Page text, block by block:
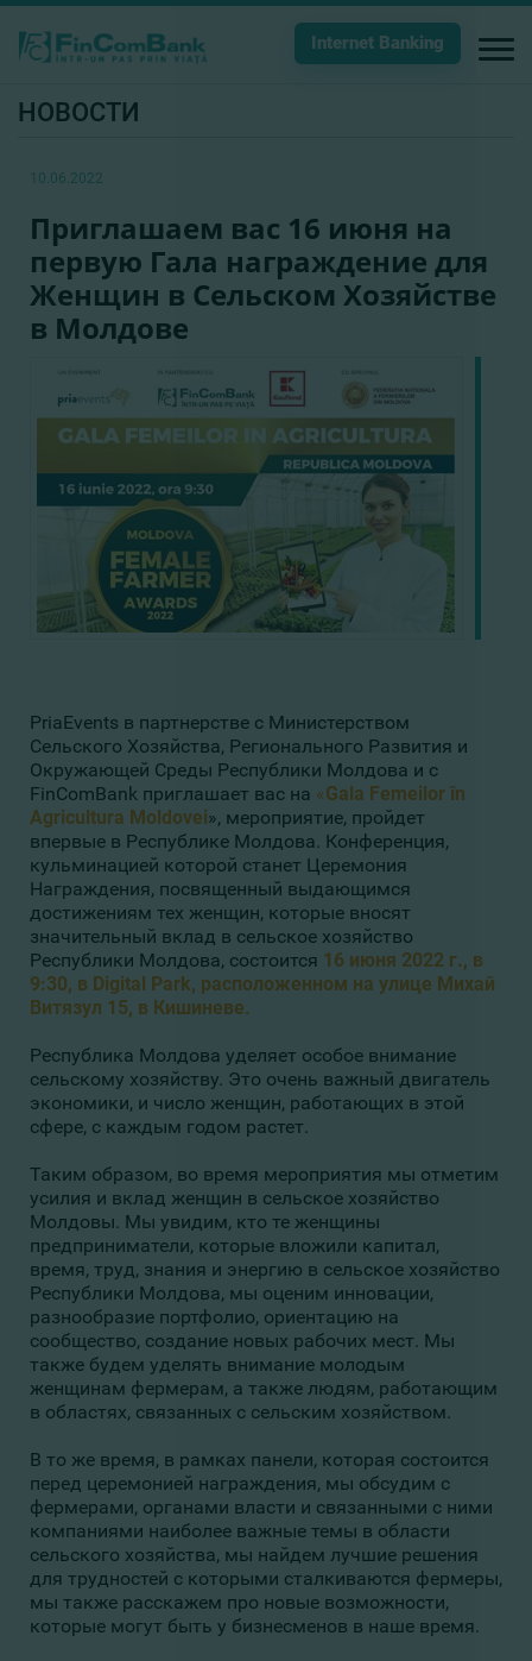
Internet Banking
НОВОСТИ
10.06.2022
Приглашаем вас 16 июня на
первую Гала награждение для
Женщин в Сельском Хозяйстве
в Молдове
PriaEvents в партнерстве с Министерством
Сельского Хозяйства, Регионального Развития и
Окружающей Среды Республики Молдова и с
FinComBank приглашает вас на «Gala Femeilor în
Agricultura Moldovei», мероприятие, пройдет
впервые в Республике Молдова. Конференция,
кульминацией которой станет Церемония
Награждения, посвященный выдающимся
достижениям тех женщин, которые вносят
значительный вклад в сельское хозяйство
Республики Молдова, состоится 16 июня 2022 г., в
9:30, в Digital Park, расположенном на улице Михай
Витязул 15, в Кишиневе.
Республика Молдова уделяет особое внимание
сельскому хозяйству. Это очень важный двигатель
экономики, и число женщин, работающих в этой
сфере, с каждым годом растет.
Таким образом, во время мероприятия мы отметим
усилия и вклад женщин в сельское хозяйство
Молдовы. Мы увидим, кто те женщины
предприниматели, которые вложили капитал,
время, труд, знания и энергию в сельское хозяйство
Республики Молдова, мы оценим инновации,
разнообразие портфолио, ориентацию на
сообщество, создание новых рабочих мест. Мы
также будем уделять внимание молодым
женщинам фермерам, а также людям, работающим
в областях, связанных с сельским хозяйством.
В то же время, в рамках панели, которая состоится
перед церемонией награждения, мы обсудим с
фермерами, органами власти и связанными с ними
компаниями наиболее важные темы в области
сельского хозяйства, мы найдем лучшие решения
для трудностей с которыми сталкиваются фермеры,
мы также расскажем про новые возможности,
которые могут быть у бизнесменов в наше время.